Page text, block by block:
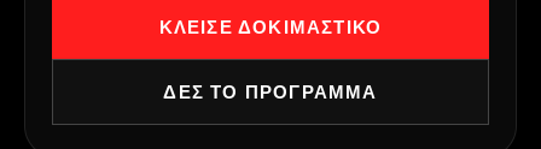
ΚΛΕΙΣΕ ΔΟΚΙΜΑΣΤΙΚΟ
ΔΕΣ ΤΟ ΠΡΟΓΡΑΜΜΑ